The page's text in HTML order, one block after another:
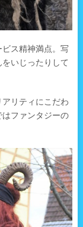
ス精神満点。写
いじったりして
リティにこだわ
ファンタジーの